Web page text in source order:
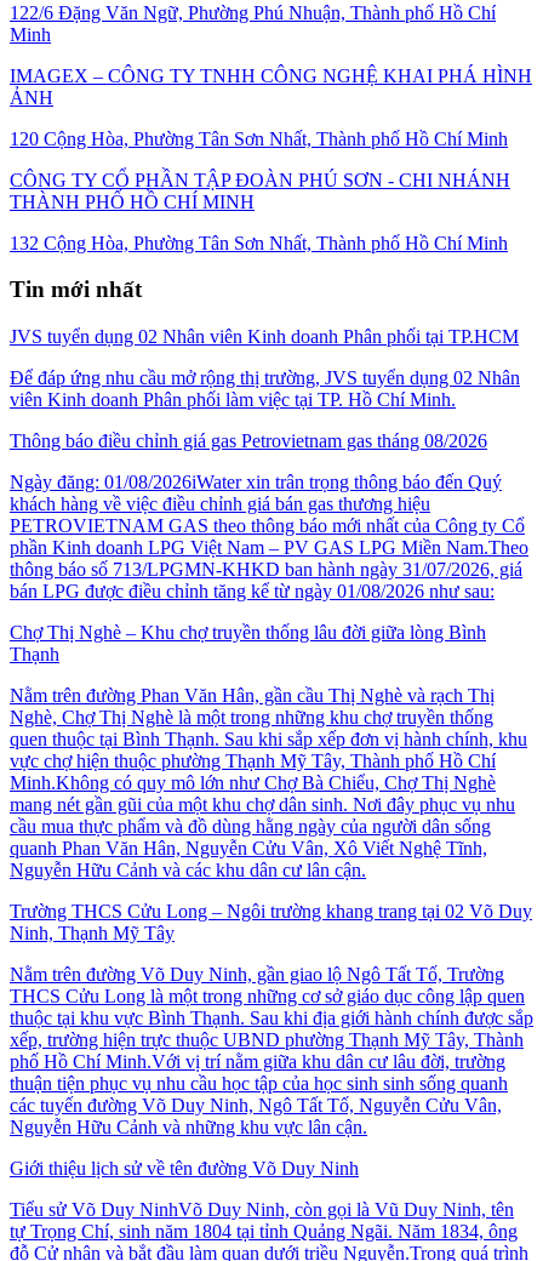
122/6 Đặng Văn Ngữ, Phường Phú Nhuận, Thành phố Hồ Chí
Minh
IMAGEX – CÔNG TY TNHH CÔNG NGHỆ KHAI PHÁ HÌNH
ẢNH
120 Cộng Hòa, Phường Tân Sơn Nhất, Thành phố Hồ Chí Minh
CÔNG TY CỔ PHẦN TẬP ĐOÀN PHÚ SƠN - CHI NHÁNH
THÀNH PHỐ HỒ CHÍ MINH
132 Cộng Hòa, Phường Tân Sơn Nhất, Thành phố Hồ Chí Minh
Tin mới nhất
JVS tuyển dụng 02 Nhân viên Kinh doanh Phân phối tại TP.HCM
Để đáp ứng nhu cầu mở rộng thị trường, JVS tuyển dụng 02 Nhân
viên Kinh doanh Phân phối làm việc tại TP. Hồ Chí Minh.
Thông báo điều chỉnh giá gas Petrovietnam gas tháng 08/2026
Ngày đăng: 01/08/2026iWater xin trân trọng thông báo đến Quý
khách hàng về việc điều chỉnh giá bán gas thương hiệu
PETROVIETNAM GAS theo thông báo mới nhất của Công ty Cổ
phần Kinh doanh LPG Việt Nam – PV GAS LPG Miền Nam.Theo
thông báo số 713/LPGMN-KHKD ban hành ngày 31/07/2026, giá
bán LPG được điều chỉnh tăng kể từ ngày 01/08/2026 như sau:
Chợ Thị Nghè – Khu chợ truyền thống lâu đời giữa lòng Bình
Thạnh
Nằm trên đường Phan Văn Hân, gần cầu Thị Nghè và rạch Thị
Nghè, Chợ Thị Nghè là một trong những khu chợ truyền thống
quen thuộc tại Bình Thạnh. Sau khi sắp xếp đơn vị hành chính, khu
vực chợ hiện thuộc phường Thạnh Mỹ Tây, Thành phố Hồ Chí
Minh.Không có quy mô lớn như Chợ Bà Chiểu, Chợ Thị Nghè
mang nét gần gũi của một khu chợ dân sinh. Nơi đây phục vụ nhu
cầu mua thực phẩm và đồ dùng hằng ngày của người dân sống
quanh Phan Văn Hân, Nguyễn Cửu Vân, Xô Viết Nghệ Tĩnh,
Nguyễn Hữu Cảnh và các khu dân cư lân cận.
Trường THCS Cửu Long – Ngôi trường khang trang tại 02 Võ Duy
Ninh, Thạnh Mỹ Tây
Nằm trên đường Võ Duy Ninh, gần giao lộ Ngô Tất Tố, Trường
THCS Cửu Long là một trong những cơ sở giáo dục công lập quen
thuộc tại khu vực Bình Thạnh. Sau khi địa giới hành chính được sắp
xếp, trường hiện trực thuộc UBND phường Thạnh Mỹ Tây, Thành
phố Hồ Chí Minh.Với vị trí nằm giữa khu dân cư lâu đời, trường
thuận tiện phục vụ nhu cầu học tập của học sinh sinh sống quanh
các tuyến đường Võ Duy Ninh, Ngô Tất Tố, Nguyễn Cửu Vân,
Nguyễn Hữu Cảnh và những khu vực lân cận.
Giới thiệu lịch sử về tên đường Võ Duy Ninh
Tiểu sử Võ Duy NinhVõ Duy Ninh, còn gọi là Vũ Duy Ninh, tên
tự Trọng Chí, sinh năm 1804 tại tỉnh Quảng Ngãi. Năm 1834, ông
đỗ Cử nhân và bắt đầu làm quan dưới triều Nguyễn.Trong quá trình